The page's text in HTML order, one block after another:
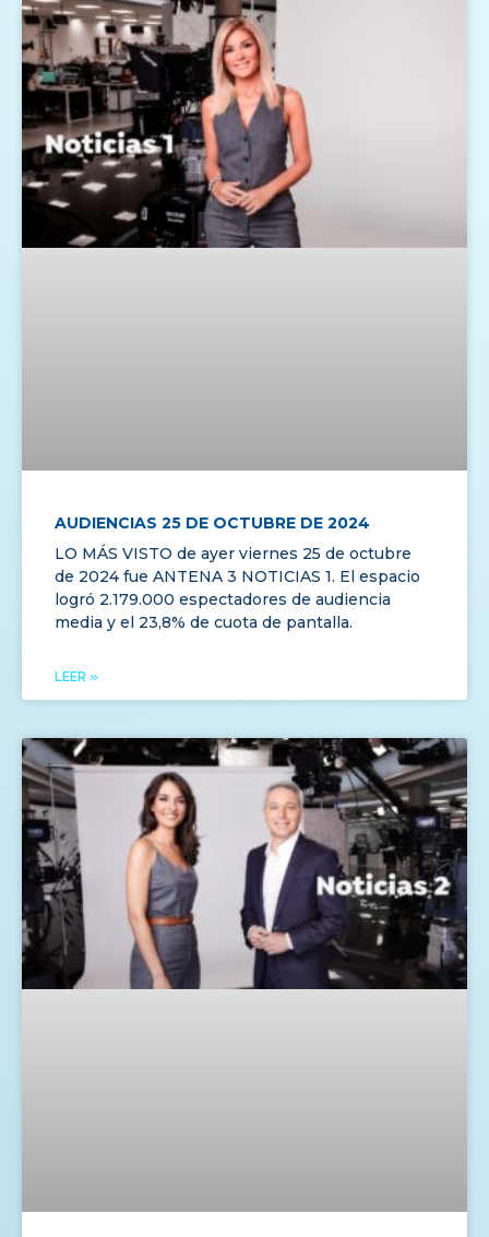
AUDIENCIAS 25 DE OCTUBRE DE 2024
LO MÁS VISTO de ayer viernes 25 de octubre
de 2024 fue ANTENA 3 NOTICIAS 1. El espacio
logró 2.179.000 espectadores de audiencia
media y el 23,8% de cuota de pantalla.
LEER »